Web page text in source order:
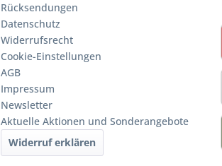
Rücksendungen
Datenschutz
Widerrufsrecht
Cookie-Einstellungen
AGB
Impressum
Newsletter
Aktuelle Aktionen und Sonderangebote
Widerruf erklären